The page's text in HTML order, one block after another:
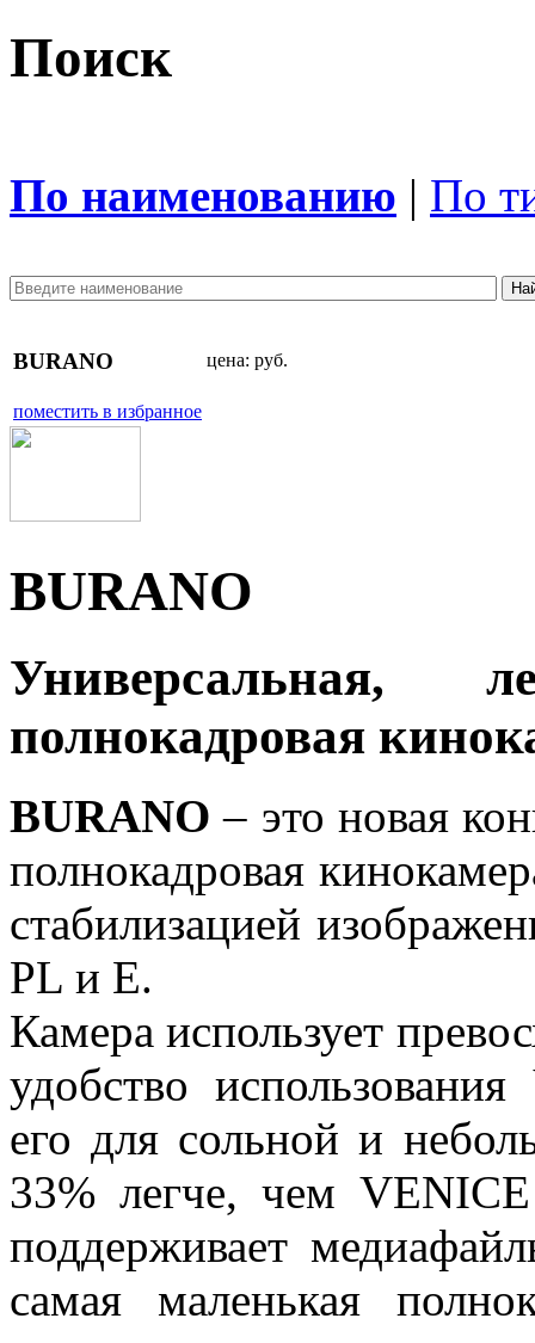
Поиск
По наименованию | По
BURANO цена: руб.
поместить в избранное
BURANO
Универсальная,
полнокадровая
BURANO – это новая
полнокадровая
стабилизацией
PL и E.
Камера использует
удобство
его для сольной и
33% легче, чем
поддерживает
самая маленькая